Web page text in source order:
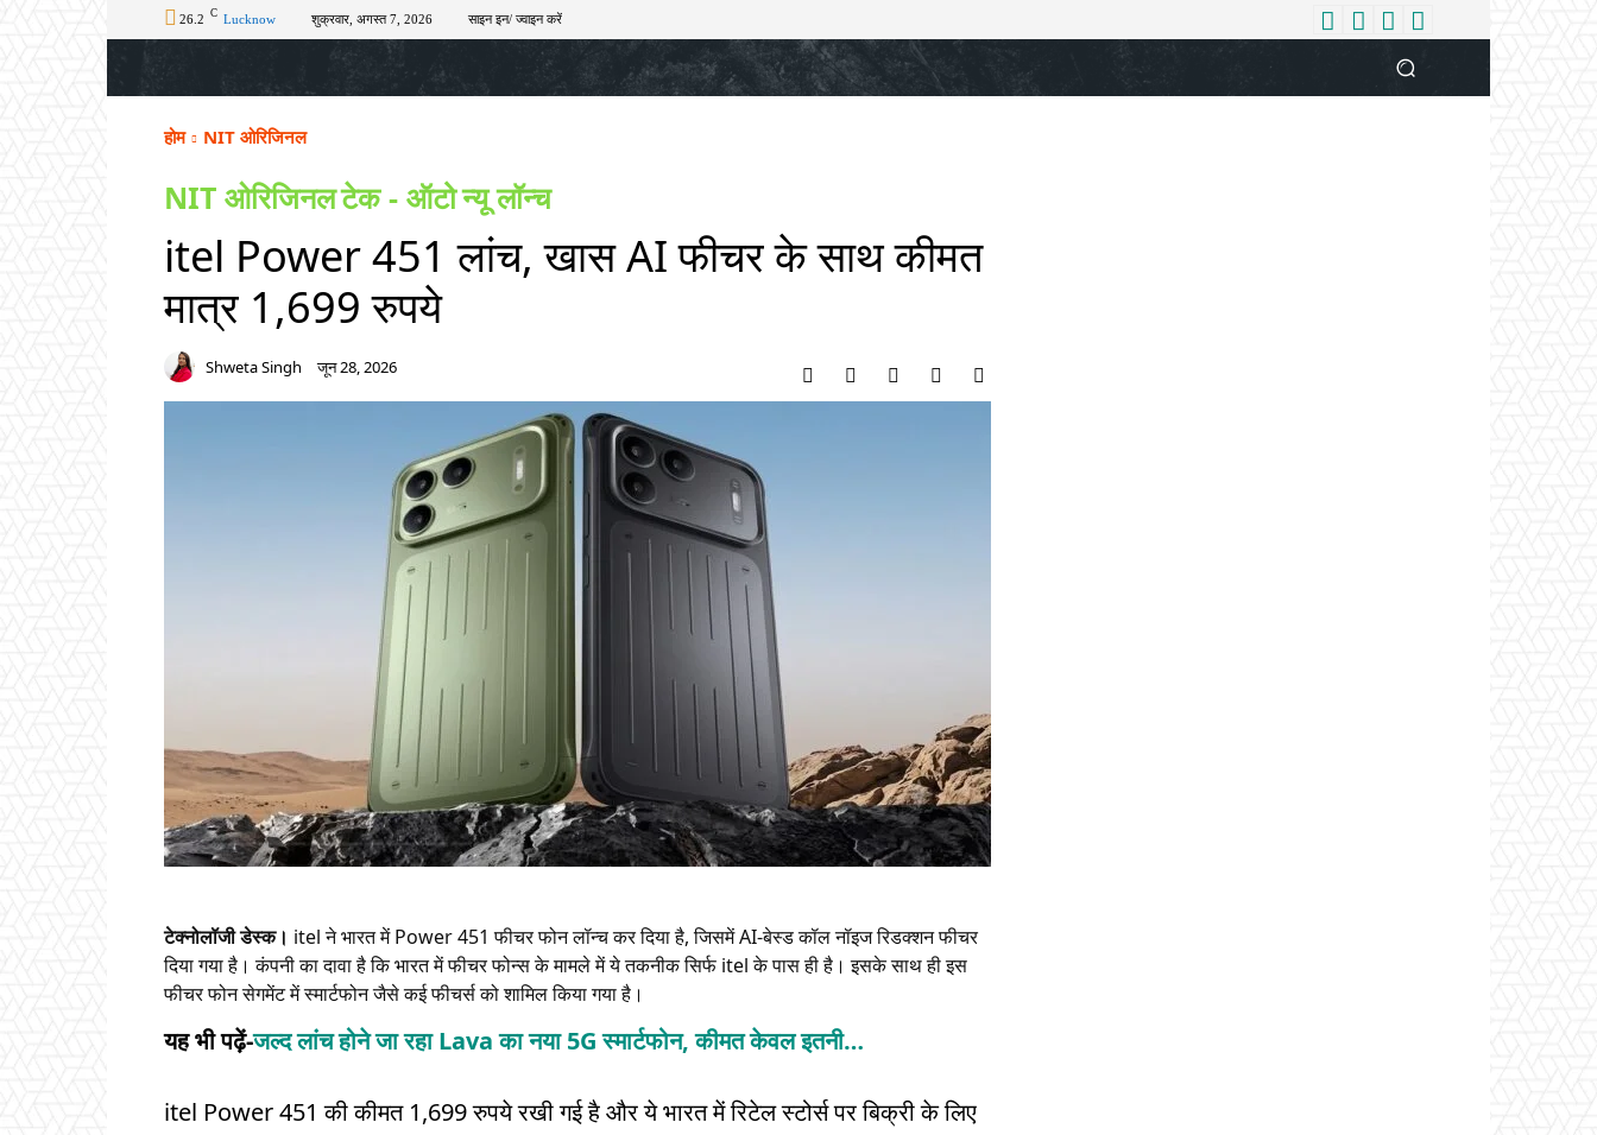
26.2 C Lucknow शुक्रवार, अगस्त 7, 2026 साइन इन/ ज्वाइन करें
अपराध चुनाव खेल टेक – ऑटो राज्य मनोरंजन लाइफस्टाइल बिजनेस आपकी आवाज
होम NIT ओरिजिनल
NIT ओरिजिनलटेक - ऑटोन्यू लॉन्च
itel Power 451 लांच, खास AI फीचर के साथ कीमत
मात्र 1,699 रुपये
Shweta Singh जून 28, 2026
टेक्नोलॉजी डेस्क। itel ने भारत में Power 451 फीचर फोन लॉन्च कर दिया है, जिसमें AI-बेस्ड कॉल नॉइज रिडक्शन फीचर
दिया गया है। कंपनी का दावा है कि भारत में फीचर फोन्स के मामले में ये तकनीक सिर्फ itel के पास ही है। इसके साथ ही इस
फीचर फोन सेगमेंट में स्मार्टफोन जैसे कई फीचर्स को शामिल किया गया है।
यह भी पढ़ें-जल्द लांच होने जा रहा Lava का नया 5G स्मार्टफोन, कीमत केवल इतनी…
itel Power 451 की कीमत 1,699 रुपये रखी गई है और ये भारत में रिटेल स्टोर्स पर बिक्री के लिए